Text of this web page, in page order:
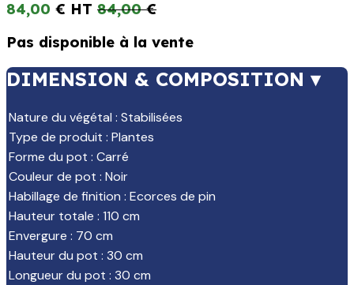
84,00 € 84,00€
Pas disponible à la vente
DIMENSION & COMPOSITION ▾
Nature du végétal : Stabilisées
Type de produit : Plantes
Forme du pot : Carré
Couleur de pot : Noir
Habillage de finition : Ecorces de pin
Hauteur totale : 110 cm
Envergure : 70 cm
Hauteur du pot : 30 cm
Longueur du pot : 30 cm